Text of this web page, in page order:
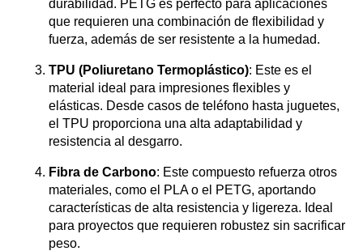
durabilidad. PETG es perfecto para aplicaciones
que requieren una combinación de flexibilidad y
fuerza, además de ser resistente a la humedad.
TPU (Poliuretano Termoplástico): Este es el
material ideal para impresiones flexibles y
elásticas. Desde casos de teléfono hasta juguetes,
el TPU proporciona una alta adaptabilidad y
resistencia al desgarro.
Fibra de Carbono: Este compuesto refuerza otros
materiales, como el PLA o el PETG, aportando
características de alta resistencia y ligereza. Ideal
para proyectos que requieren robustez sin sacrificar
peso.